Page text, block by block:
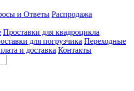
и Ответы Распродажа
Проставки для квадроцикла
для погрузчика Переходные
и доставка Контакты